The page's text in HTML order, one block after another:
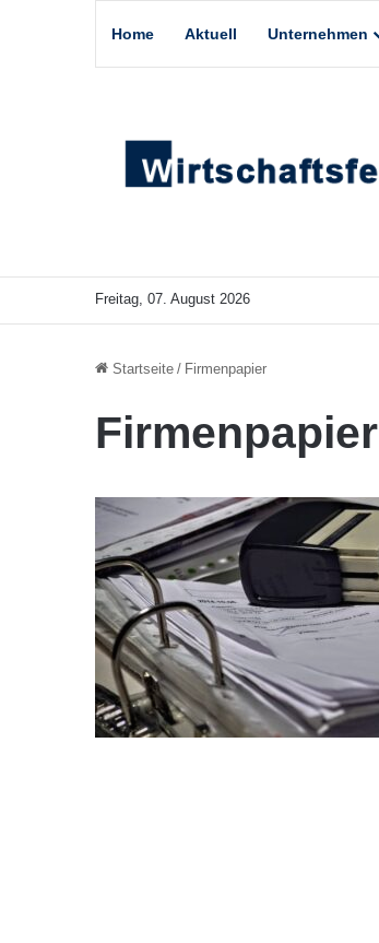
Home Aktuell Unternehmen
Freitag, 07. August 2026
Startseite / Firmenpapier
Firmenpapier